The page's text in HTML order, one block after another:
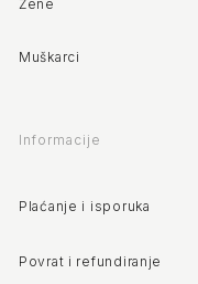
Žene
Muškarci
Informacije
Plaćanje i isporuka
Povrat i refundiranje